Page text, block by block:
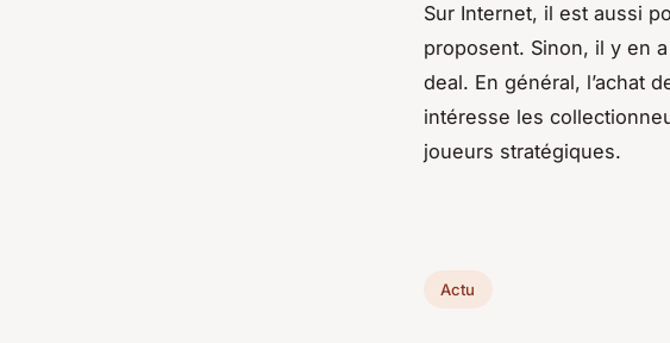
Sur Internet, il est aussi
proposent. Sinon, il y en
deal. En général, l’achat
intéresse les
joueurs stratégiques.
Actu